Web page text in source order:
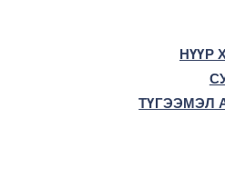
НҮҮР
ТҮГЭЭМЭЛ